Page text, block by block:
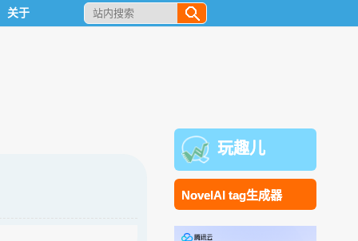
关于
玩趣儿
NovelAI tag生成器